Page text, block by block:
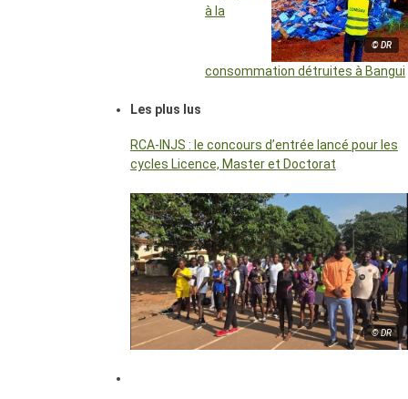
© DR
à la
consommation détruites à Bangui
Les plus lus
RCA-INJS : le concours d’entrée lancé pour les
cycles Licence, Master et Doctorat
© DR